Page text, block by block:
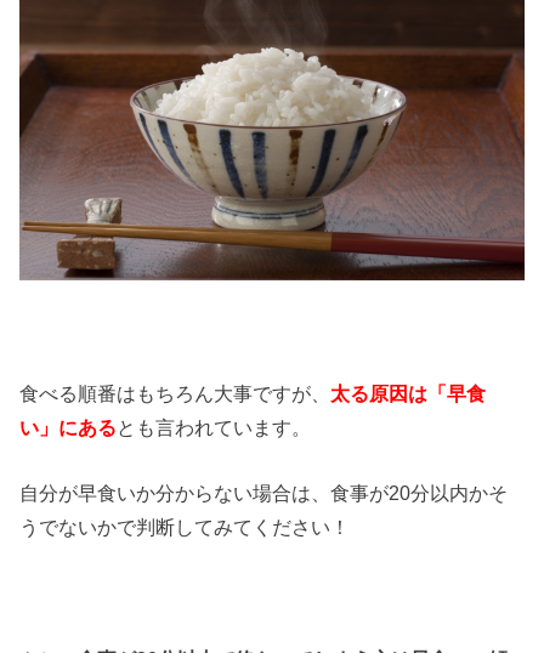
食べる順番はもちろん大事ですが、 太る原因は「早食
い」にあるとも言われています。
自分が早食いか分からない場合は、食事が20分以内かそ
うでないかで判断してみてください！